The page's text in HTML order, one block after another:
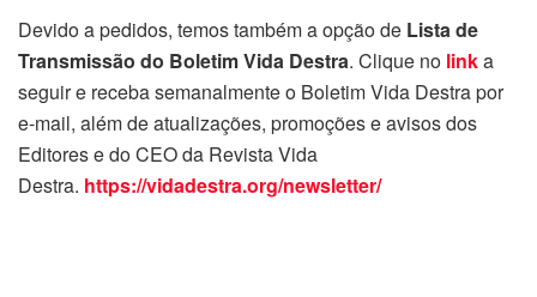
Devido a pedidos, temos também a opção de Lista de
Transmissão do Boletim Vida Destra. Clique no linka
seguir e receba semanalmente o Boletim Vida Destra por
e-mail, além de atualizações, promoções e avisos dos
Editores e do CEO da Revista Vida
Destra. https://vidadestra.org/newsletter/